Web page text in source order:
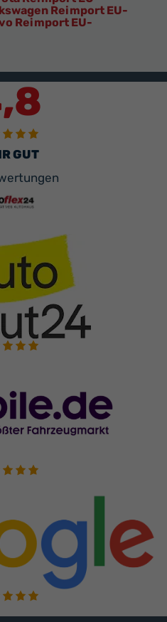
Reimport EU-
Reimport EU-
GUT